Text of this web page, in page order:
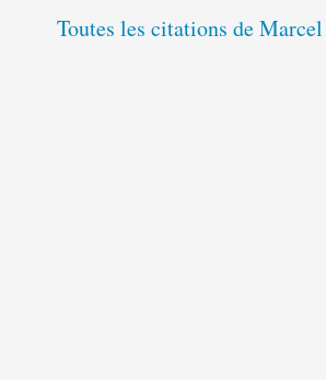
Toutes les citations de